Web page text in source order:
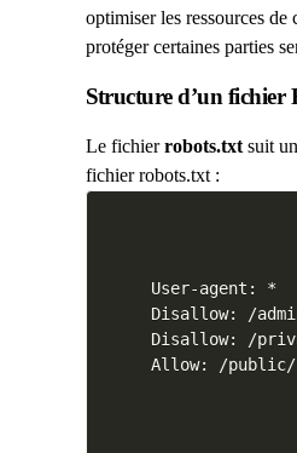
optimiser les ressources
protéger certaines parties
Structure d’un fichier
Le fichierrobots.txtsuit
fichier robots.txt :
User-agent: *
Disallow: /
Disallow: /
Allow: /public/